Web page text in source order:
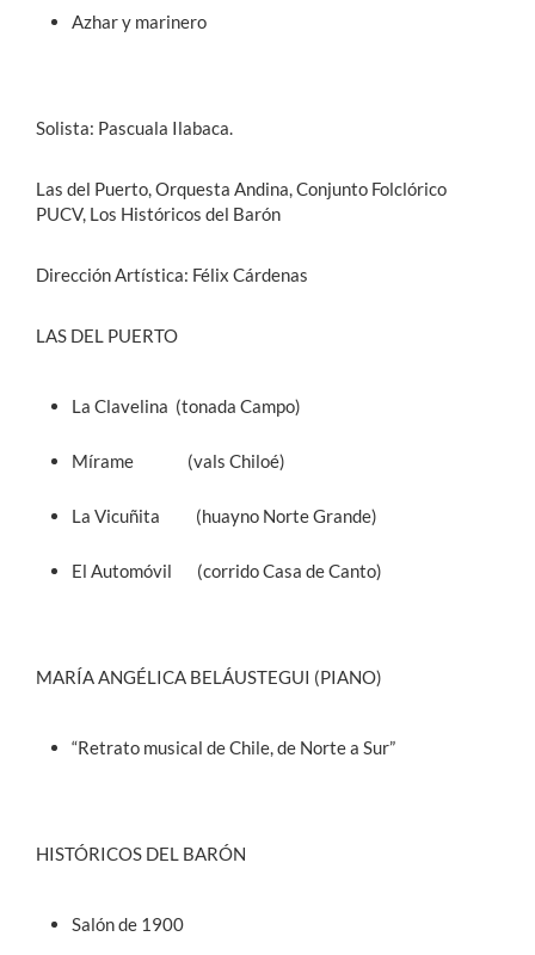
Azhar y marinero
Solista: Pascuala Ilabaca.
Las del Puerto, Orquesta Andina, Conjunto Folclórico
PUCV, Los Históricos del Barón
Dirección Artística: Félix Cárdenas
LAS DEL PUERTO
La Clavelina (tonada Campo)
Mírame (vals Chiloé)
La Vicuñita (huayno Norte Grande)
El Automóvil (corrido Casa de Canto)
MARÍA ANGÉLICA BELÁUSTEGUI (PIANO)
“Retrato musical de Chile, de Norte a Sur”
HISTÓRICOS DEL BARÓN
Salón de 1900